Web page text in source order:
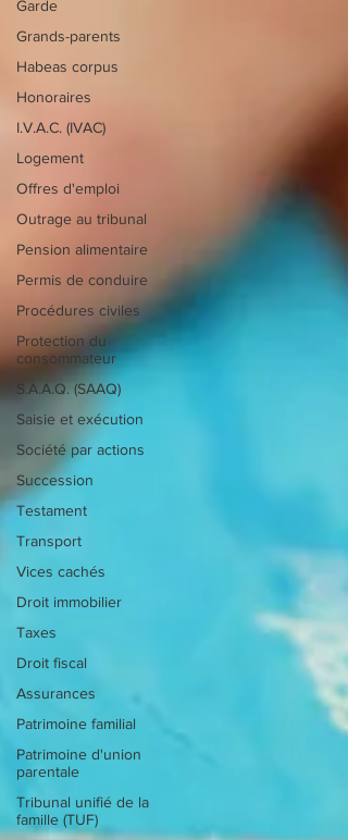
Garde
Grands-parents
Habeas corpus
Honoraires
I.V.A.C. (IVAC)
Logement
Offres d'emploi
Outrage au tribunal
Pension alimentaire
Permis de conduire
Procédures civiles
Protection du
consommateur
S.A.A.Q. (SAAQ)
Saisie et exécution
Société par actions
Succession
Testament
Transport
Vices cachés
Droit immobilier
Taxes
Droit fiscal
Assurances
Patrimoine familial
Patrimoine d'union
parentale
Tribunal unifié de la
famille (TUF)